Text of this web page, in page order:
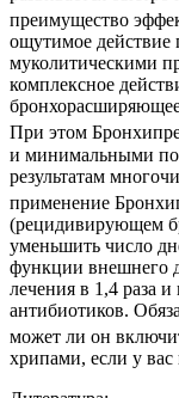
преимущество
ощутимое действие
муколитическими
комплексное
При этом
и минимальными
результатам
применение
(рецидивирующем
уменьшить число
функции внешнего
лечения в 1,4 раза
антибиотиков.
может ли он
хрипами, если у вас